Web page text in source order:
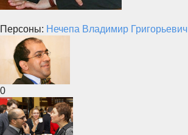
Персоны: Нечепа Владимир Григорьевич
0